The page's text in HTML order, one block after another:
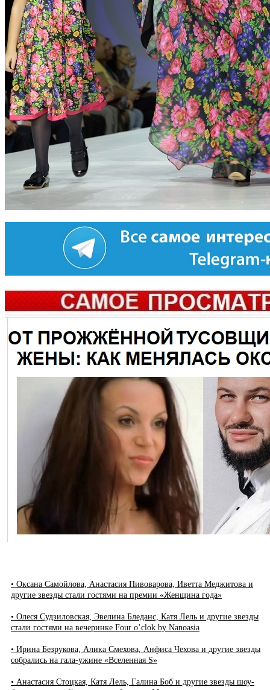
• Оксана Самойлова, Анастасия Пивоварова, Иветта Меджитова и
другие звезды стали гостями на премии «Женщина года»
• Олеся Судзиловская, Эвелина Бледанс, Катя Лель и другие звезды
стали гостями на вечеринке Four o’clok by Nanoasia
• Ирина Безрукова, Алика Смехова, Анфиса Чехова и другие звезды
собрались на гала-ужине «Вселенная S»
• Анастасия Стоцкая, Катя Лель, Галина Боб и другие звезды шоу-